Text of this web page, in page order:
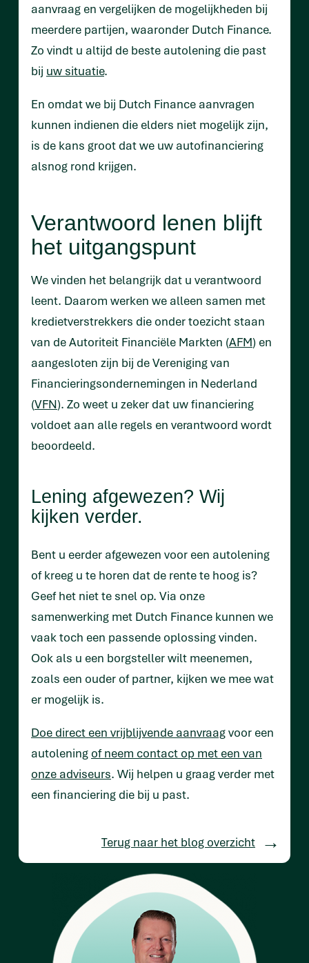
aanvraag en vergelijken de mogelijkheden bij
meerdere partijen, waaronder Dutch Finance.
Zo vindt u altijd de beste autolening die past
bij uw situatie.
En omdat we bij Dutch Finance aanvragen
kunnen indienen die elders niet mogelijk zijn,
is de kans groot dat we uw autofinanciering
alsnog rond krijgen.
Verantwoord lenen blijft
het uitgangspunt
We vinden het belangrijk dat u verantwoord
leent. Daarom werken we alleen samen met
kredietverstrekkers die onder toezicht staan
van de Autoriteit Financiële Markten (AFM) en
aangesloten zijn bij de Vereniging van
Financieringsondernemingen in Nederland
(VFN). Zo weet u zeker dat uw financiering
voldoet aan alle regels en verantwoord wordt
beoordeeld.
Lening afgewezen? Wij
kijken verder.
Bent u eerder afgewezen voor een autolening
of kreeg u te horen dat de rente te hoog is?
Geef het niet te snel op. Via onze
samenwerking met Dutch Finance kunnen we
vaak toch een passende oplossing vinden.
Ook als u een borgsteller wilt meenemen,
zoals een ouder of partner, kijken we mee wat
er mogelijk is.
Doe direct een vrijblijvende aanvraagvoor een
autolening of neem contact op met een van
onze adviseurs. Wij helpen u graag verder met
een financiering die bij u past.
Terug naar het blog overzicht